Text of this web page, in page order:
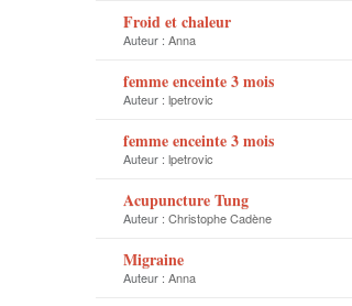
Froid et chaleur
Auteur : Anna
femme enceinte 3 mois
Auteur : lpetrovic
femme enceinte 3 mois
Auteur : lpetrovic
Acupuncture Tung
Auteur : Christophe Cadène
Migraine
Auteur : Anna